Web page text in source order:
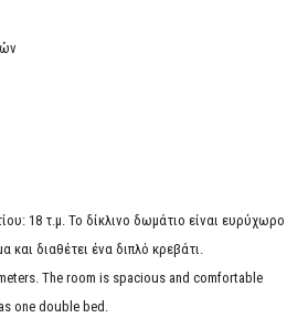
18 τ.μ. Το δίκλινο δωμάτιο είναι ευρύχωρο
και διαθέτει ένα διπλό κρεβάτι.
The room is spacious and comfortable
one double bed.